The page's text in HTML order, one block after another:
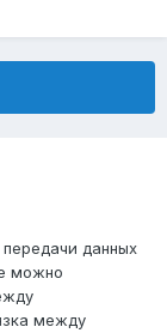
данных
можно
между